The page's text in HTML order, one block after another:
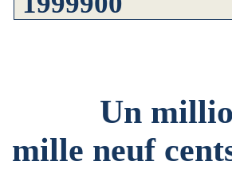
Un million
mille neuf